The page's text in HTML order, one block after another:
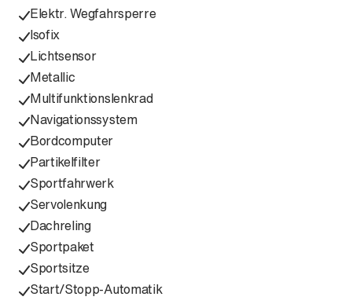
Elektr. Wegfahrsperre
Isofix
Lichtsensor
Metallic
Multifunktionslenkrad
Navigationssystem
Bordcomputer
Partikelfilter
Sportfahrwerk
Servolenkung
Dachreling
Sportpaket
Sportsitze
Start/Stopp-Automatik